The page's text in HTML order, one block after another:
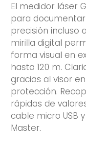
El medidor láser
para
precisión incluso
mirilla digital
forma visual en
hasta 120 m.
gracias al visor
protección.
rápidas de
cable micro USB
Master.